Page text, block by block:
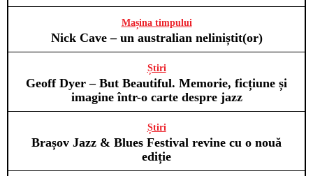
Nick Cave – un australian neliniștit(or)
Mașina timpului
Geoff Dyer – But Beautiful. Memorie, ficțiune și
imagine într-o carte despre jazz
Știri
Brașov Jazz & Blues Festival revine cu o nouă
ediție
Știri